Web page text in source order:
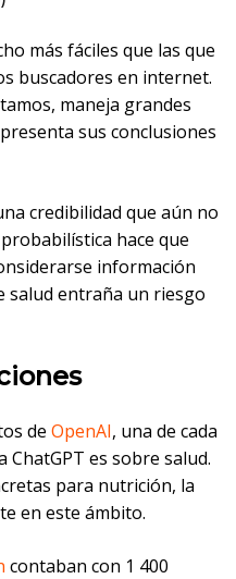
más fáciles que las que
buscadores en internet.
maneja grandes
sus conclusiones
credibilidad que aún no
hace que
información
salud entraña un riesgo
de OpenAI, una de cada
es sobre salud.
para nutrición, la
en este ámbito.
contaban con 1 400